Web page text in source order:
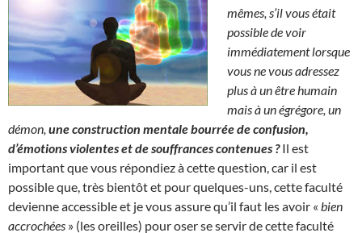
mêmes, s’il vous était
possible de voir
immédiatement lorsque
vous ne vous adressez
plus à un être humain
mais à un égrégore, un
démon, une construction mentale bourrée de confusion,
d’émotions violentes et de souffrances contenues ?Il est
important que vous répondiez à cette question, car il est
possible que, très bientôt et pour quelques-uns, cette faculté
devienne accessible et je vous assure qu’il faut les avoir « bien
accrochées » (les oreilles) pour oser se servir de cette faculté